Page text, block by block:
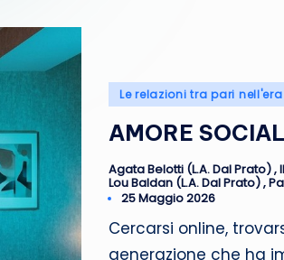
e
e
Posted
Le relazioni tra pari
AMORE
Posted
by
Agata Belotti (L.A. Dal Prato),
Lou Baldan (L.A. Dal Prato),
25 Maggio 2026
Cercarsi online,
generazione che ha